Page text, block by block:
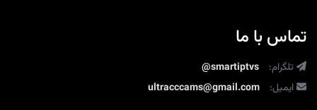
تماس با ما
تلگرام:
@smartiptvs
ایمیل:
ultracccams@gmail.com